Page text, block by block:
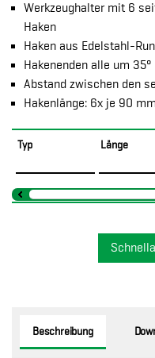
Werkzeughalter mit 6
Haken
Haken aus Edelstahl-
Hakenenden alle um
Abstand zwischen den
Hakenlänge: 6x je 90 mm
Typ Länge
Beschreibung